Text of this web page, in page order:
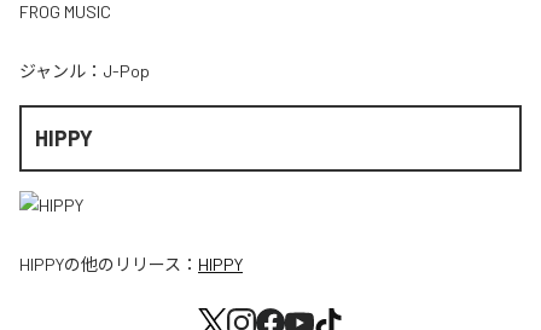
FROG MUSIC
ジャンル： J-Pop
HIPPY
HIPPYの他のリリース： HIPPY